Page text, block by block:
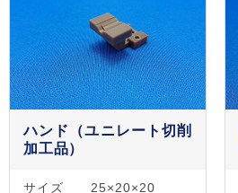
ハンド（ユニレート切削
加工品）
サイズ 25×20×20